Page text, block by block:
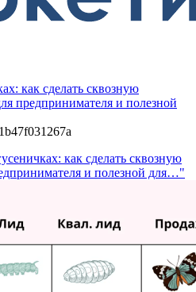
как сделать сквозную
предпринимателя и полезной
как сделать сквозную
и полезной для…"